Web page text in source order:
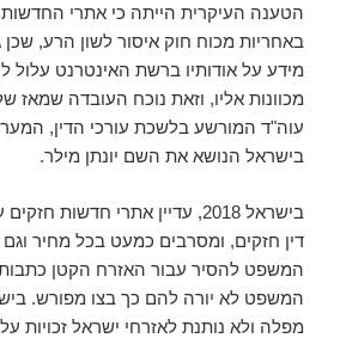
הטענה העיקרית הייתה כי אתרי החדשות
באחריות מכוח חוק איסור לשון הרע,
מידע על אודותיו ברשת האינטרנט עלול
מכוונות אליו, וזאת נוכח העובדה שמאז
עוה"ד המורשע בלשכת עורכי הדין,
בישראל הנושא את השם יונתן מילר.
בישראל 2018, עדיין אתרי חדשות
דין חזקים, ומסרבים כמעט בכל מחיר
המשפט להסיר עבור האזרח הקטן
מפלה ולא נותנת לאזרחי ישראל זכויות